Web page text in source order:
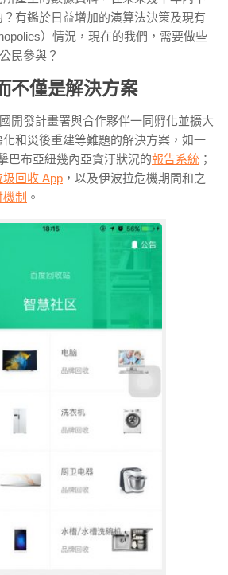
有鑑於日益增加的演算法決策及現有
）情況，現在的我們，需要做些
民參與？
不僅是解決方案
開發計畫署與合作夥伴一同孵化並擴大
和災後重建等難題的解決方案，如一
巴布亞紐幾內亞貪汙狀況的報告系統 ；
圾回收 App ，以及伊波拉危機期間和之
制 。